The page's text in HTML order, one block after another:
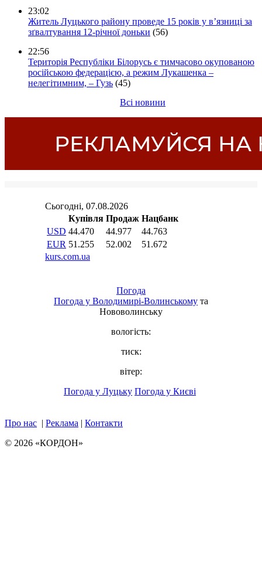
23:02
Житель Луцького району проведе 15 років у в’язниці за
зґвалтування 12-річної доньки (56)
22:56
Територія Республіки Білорусь є тимчасово окупованою
російською федерацією, а режим Лукашенка –
нелегітимним, – Гузь (45)
Всі новини
Погода
Погода у Володимирі-Волинському та
Нововолинську
вологість:
тиск:
вітер:
Погода у Луцьку Погода у Києві
Про нас | Реклама | Контакти
© 2026 «КОРДОН»